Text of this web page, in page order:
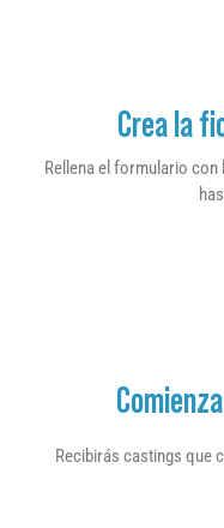
Crea la
Rellena el formulario
Recibirás castings que